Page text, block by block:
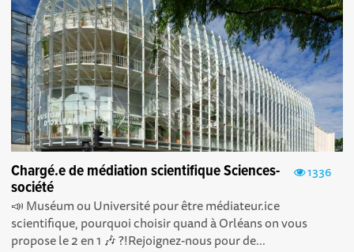
1336
Chargé.e de médiation scientifique Sciences-
société
📣 Muséum ou Université pour être médiateur.ice
scientifique, pourquoi choisir quand à Orléans on vous
propose le 2 en 1 🎶 ?!Rejoignez-nous pour de...